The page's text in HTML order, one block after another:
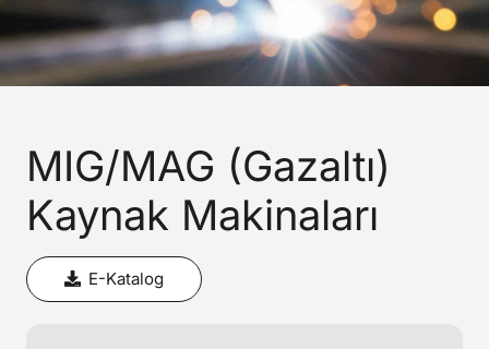
MIG/MAG (Gazaltı)
Kaynak Makinaları
E-Katalog